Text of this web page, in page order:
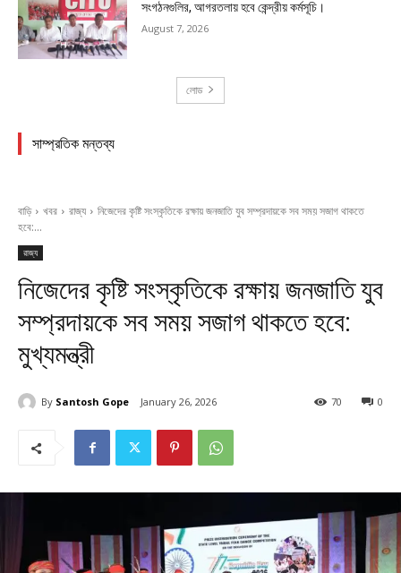
সংগঠনগুলির, আগরতলায় হবে কেন্দ্রীয় কর্মসূচি।
August 7, 2026
লোড
সাম্প্রতিক মন্তব্য